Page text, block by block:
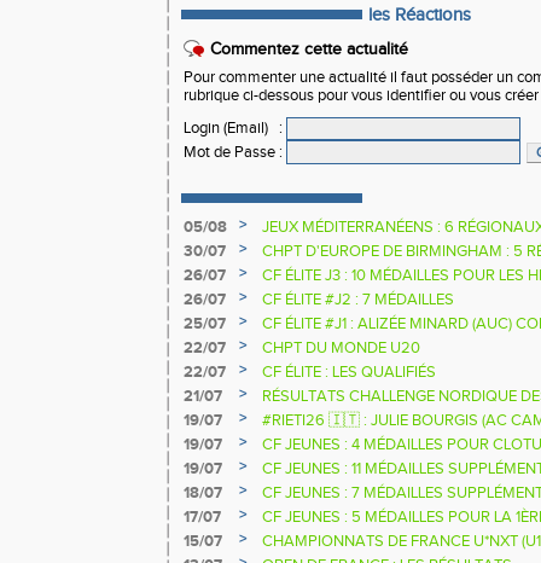
les Réactions
Commentez cette actualité
Pour commenter une actualité il faut posséder un
rubrique ci-dessous pour vous identifier ou vous
Login (Email)
:
Mot de Passe :
05/08 >
JEUX MÉDITERRANÉENS : 6
30/07
>
CHPT D'EUROPE DE BIRMINGHAM : 5
26/07
>
CF ÉLITE J3 : 10 MÉDAILLES POUR LES
26/07
>
CF ÉLITE #J2 : 7 MÉDAILLES
25/07
>
CF ÉLITE #J1 : ALIZÉE MINARD (AUC)
NATIONALE
22/07 >
CHPT DU MONDE U20
22/07
>
CF ÉLITE : LES QUALIFIÉS
21/07
>
RÉSULTATS CHALLENGE NORDIQUE
2025 2026
19/07 >
#RIETI26 🇮🇹 : JULIE BOURGIS (AC
D'EUROPE U18 DE LA PERCHE
19/07 >
CF JEUNES : 4 MÉDAILLES POUR
19/07
>
CF JEUNES : 11 MÉDAILLES
18/07
>
CF JEUNES : 7 MÉDAILLES
17/07
>
CF JEUNES : 5 MÉDAILLES POUR LA
15/07
>
CHAMPIONNATS DE FRANCE U*NXT